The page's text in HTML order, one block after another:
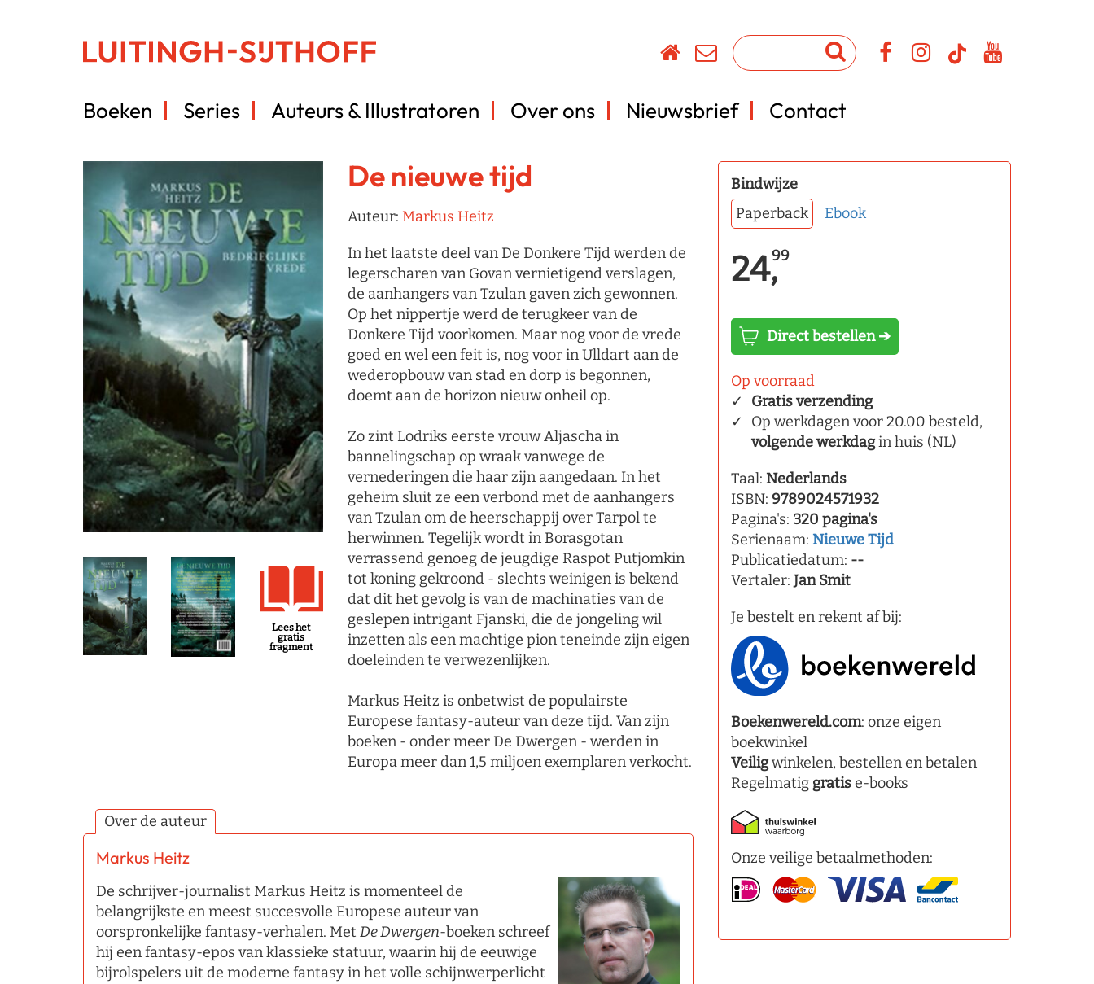
Boeken Series Auteurs & Illustratoren Over ons Nieuwsbrief Contact
Lees het
gratis
fragment
De nieuwe tijd
Auteur: Markus Heitz
In het laatste deel van De Donkere Tijd werden de
legerscharen van Govan vernietigend verslagen,
de aanhangers van Tzulan gaven zich gewonnen.
Op het nippertje werd de terugkeer van de
Donkere Tijd voorkomen. Maar nog voor de vrede
goed en wel een feit is, nog voor in Ulldart aan de
wederopbouw van stad en dorp is begonnen,
doemt aan de horizon nieuw onheil op.
Zo zint Lodriks eerste vrouw Aljascha in
bannelingschap op wraak vanwege de
vernederingen die haar zijn aangedaan. In het
geheim sluit ze een verbond met de aanhangers
van Tzulan om de heerschappij over Tarpol te
herwinnen. Tegelijk wordt in Borasgotan
verrassend genoeg de jeugdige Raspot Putjomkin
tot koning gekroond - slechts weinigen is bekend
dat dit het gevolg is van de machinaties van de
geslepen intrigant Fjanski, die de jongeling wil
inzetten als een machtige pion teneinde zijn eigen
doeleinden te verwezenlijken.
Markus Heitz is onbetwist de populairste
Europese fantasy-auteur van deze tijd. Van zijn
boeken - onder meer De Dwergen - werden in
Europa meer dan 1,5 miljoen exemplaren verkocht.
Over de auteur
Markus Heitz
De schrijver-journalist Markus Heitz is momenteel de
belangrijkste en meest succesvolle Europese auteur van
oorspronkelijke fantasy-verhalen. Met De Dwergen-boeken schreef
hij een fantasy-epos van klassieke statuur, waarin hij de eeuwige
bijrolspelers uit de moderne fantasy in het volle schijnwerperlicht
Bindwijze
Paperback
Ebook
24,99
Direct bestellen ➔
Op voorraad
Gratis verzending
Op werkdagen voor 20.00 besteld,
volgende werkdagin huis (NL)
Taal: Nederlands
ISBN: 9789024571932
Pagina's: 320 pagina's
Serienaam: Nieuwe Tijd
Publicatiedatum: --
Vertaler: Jan Smit
Je bestelt en rekent af bij:
Boekenwereld.com: onze eigen
boekwinkel
Veiligwinkelen, bestellen en betalen
Regelmatig gratise-books
Onze veilige betaalmethoden: